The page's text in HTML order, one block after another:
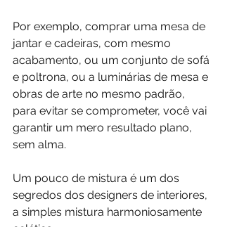
Por exemplo, comprar uma mesa de
jantar e cadeiras, com mesmo
acabamento, ou um conjunto de sofá
e poltrona, ou a luminárias de mesa e
obras de arte no mesmo padrão,
para evitar se comprometer, você vai
garantir um mero resultado plano,
sem alma.
Um pouco de mistura é um dos
segredos dos designers de interiores,
a simples mistura harmoniosamente